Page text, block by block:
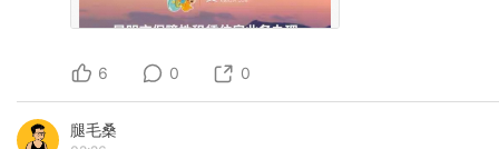
6 0 0
腿毛桑